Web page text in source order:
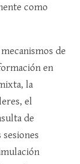
como
de
en
la
el
de